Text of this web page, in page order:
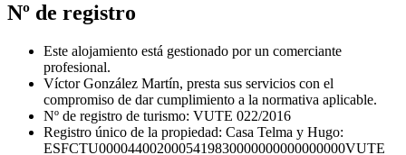
Nº de registro
Este alojamiento está gestionado por un comerciante
profesional.
Víctor González Martín, presta sus servicios con el
compromiso de dar cumplimiento a la normativa aplicable.
Nº de registro de turismo: VUTE 022/2016
Registro único de la propiedad: Casa Telma y Hugo:
ESFCTU0000440020005419830000000000000000VUTE